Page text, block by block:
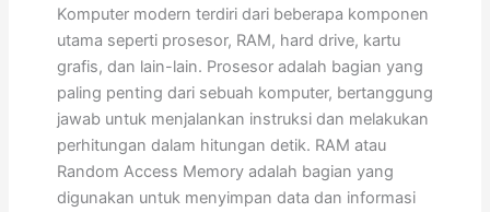
Komputer modern terdiri dari beberapa komponen
utama seperti prosesor, RAM, hard drive, kartu
grafis, dan lain-lain. Prosesor adalah bagian yang
paling penting dari sebuah komputer, bertanggung
jawab untuk menjalankan instruksi dan melakukan
perhitungan dalam hitungan detik. RAM atau
Random Access Memory adalah bagian yang
digunakan untuk menyimpan data dan informasi